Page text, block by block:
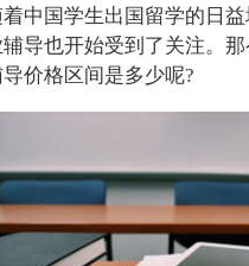
国学生出国留学的日益
导也开始受到了关注。
价格区间是多少呢?